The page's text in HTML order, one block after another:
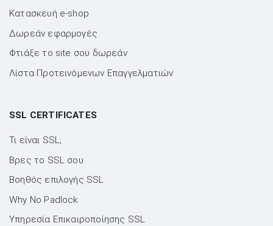
Kατασκευή e-shop
Δωρεάν εφαρμογές
Φτιάξε το site σου δωρεάν
Λίστα Προτεινόμενων Επαγγελματιών
SSL CERTIFICATES
Τι είναι SSL;
Βρες το SSL σου
Βοηθός επιλογής SSL
Why No Padlock
Υπηρεσία Επικαιροποίησης SSL